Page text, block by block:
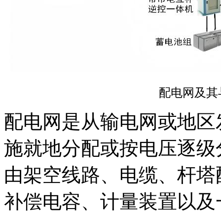
配电网及
配电网是从输电网或地
施就地分配或按电压逐
由架空线路、电缆、杆
补偿电容、计量装置以